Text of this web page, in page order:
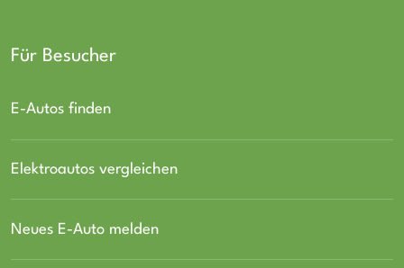
Für Besucher
E-Autos finden
Elektroautos vergleichen
Neues E-Auto melden